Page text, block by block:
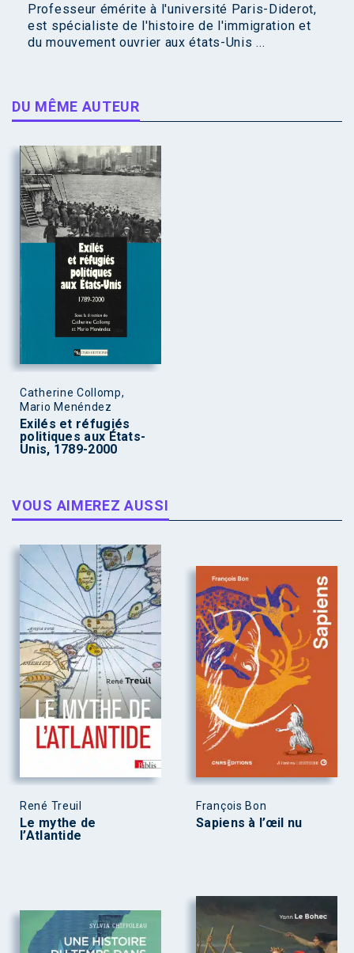
Professeur émérite à l'université Paris-Diderot,
est spécialiste de l'histoire de l'immigration et
du mouvement ouvrier aux états-Unis ...
DU MÊME AUTEUR
Catherine Collomp,
Mario Menéndez
Exilés et réfugiés
politiques aux États-
Unis, 1789-2000
VOUS AIMEREZ AUSSI
René Treuil
Le mythe de
l’Atlantide
François Bon
Sapiens à l’œil nu